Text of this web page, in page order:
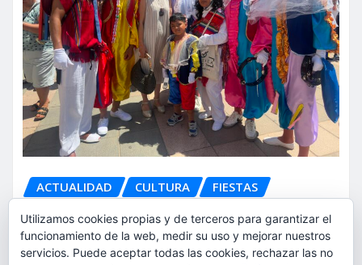
ACTUALIDAD CULTURA FIESTAS
La comunidad ecuatoriana de
Torrent celebra la festividad de
Utilizamos cookies propias y de terceros para garantizar el
funcionamiento de la web, medir su uso y mejorar nuestros
servicios. Puede aceptar todas las cookies, rechazar las no